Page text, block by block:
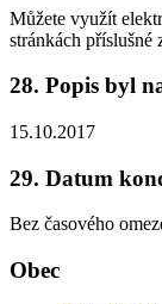
Můžete využít
stránkách
28. Popis byl
15.10.2017
29. Datum
Bez časového
Obec